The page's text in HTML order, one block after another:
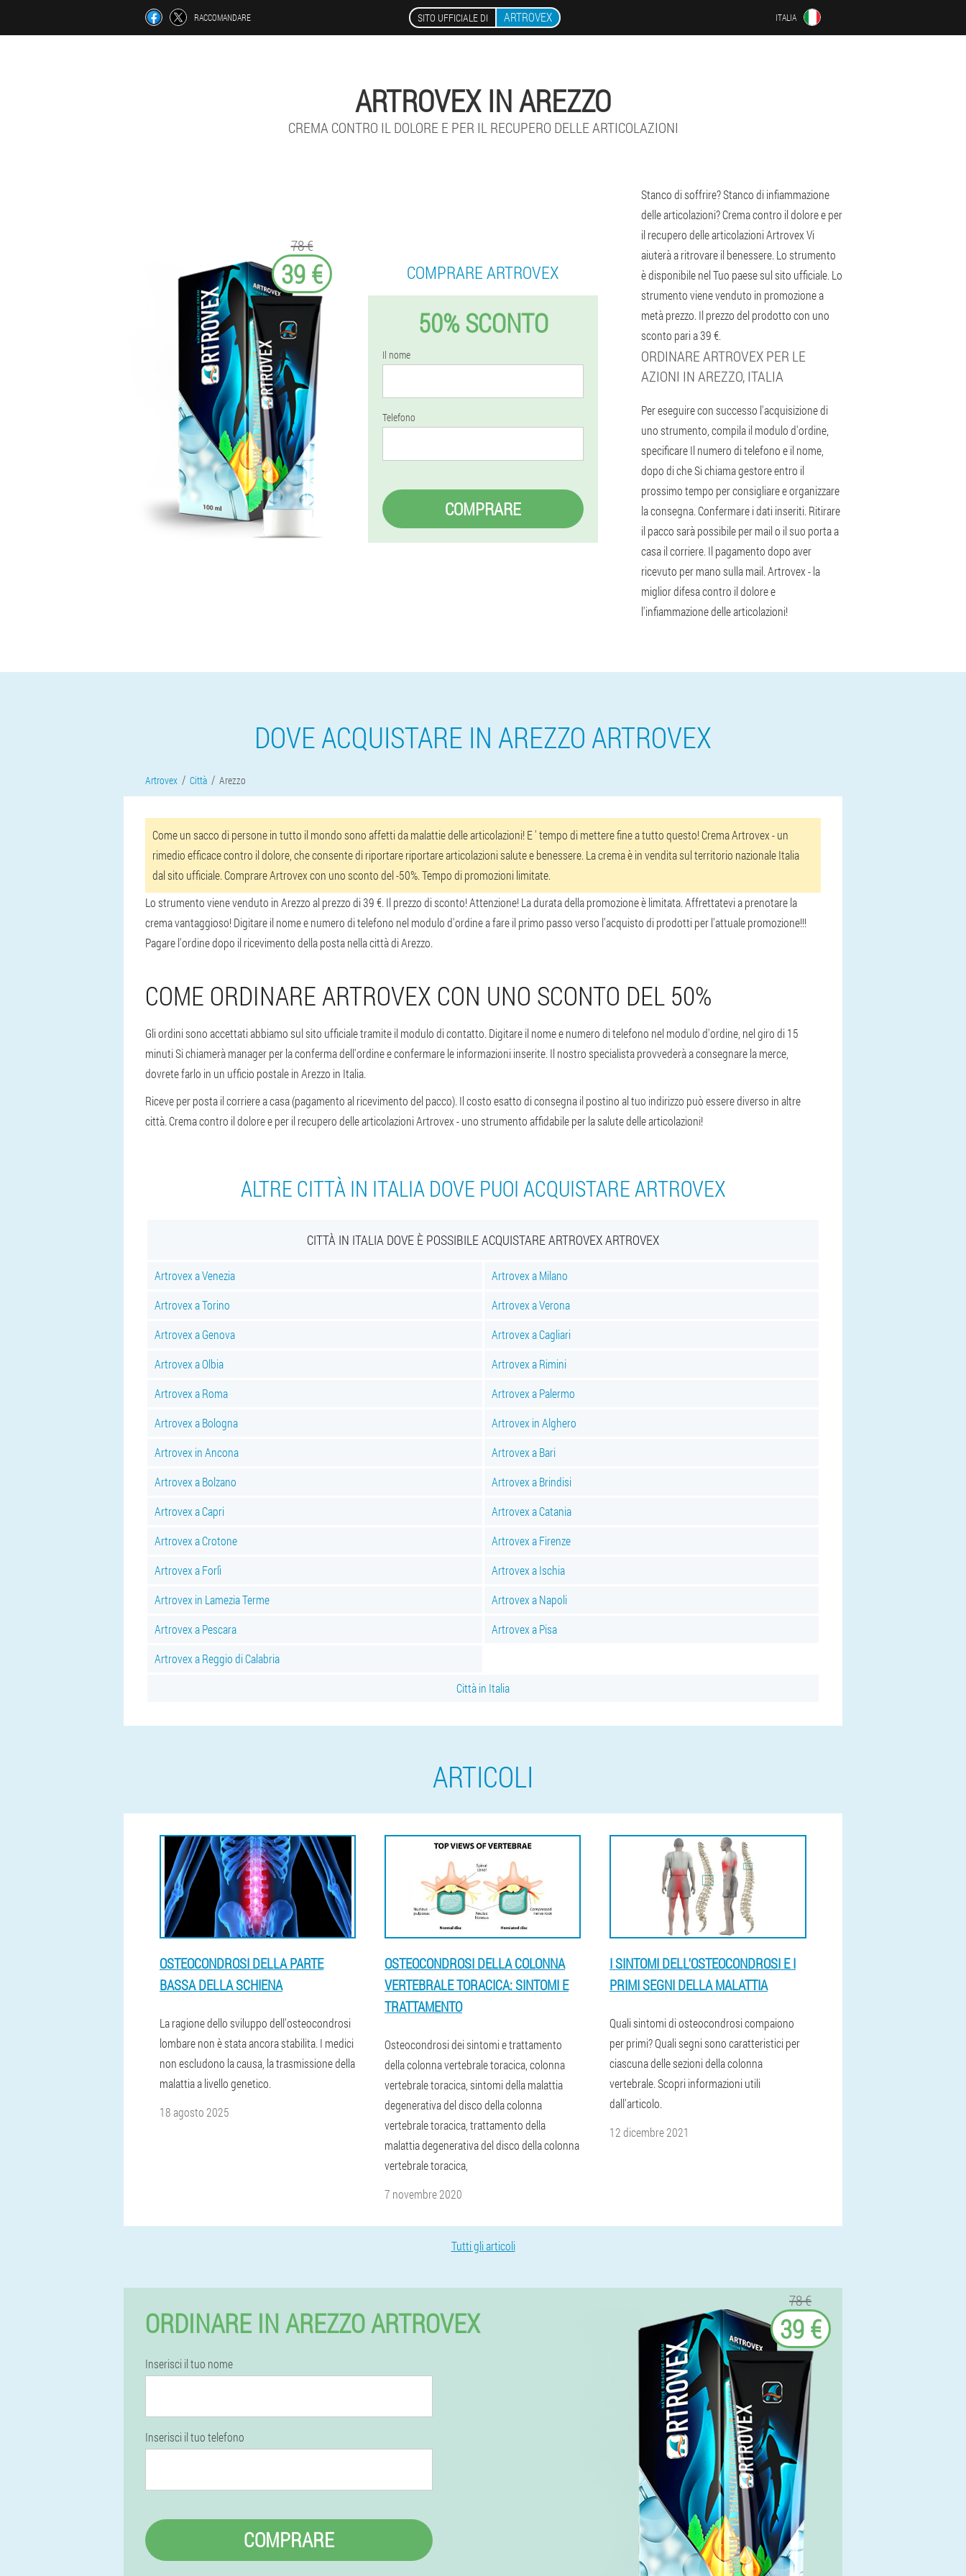
RACCOMANDARE SITO UFFICIALE DI ARTROVEX ITALIA
ARTROVEX IN AREZZO
CREMA CONTRO IL DOLORE E PER IL RECUPERO DELLE ARTICOLAZIONI
78 €
39 € COMPRARE ARTROVEX
50% SCONTO
Il nome
Telefono
COMPRARE
Stanco di soffrire? Stanco di infiammazione
delle articolazioni? Crema contro il dolore e per
il recupero delle articolazioni Artrovex Vi
aiuterà a ritrovare il benessere. Lo strumento
è disponibile nel Tuo paese sul sito ufficiale. Lo
strumento viene venduto in promozione a
metà prezzo. Il prezzo del prodotto con uno
sconto pari a 39 €.
ORDINARE ARTROVEX PER LE
AZIONI IN AREZZO, ITALIA
Per eseguire con successo l'acquisizione di
uno strumento, compila il modulo d'ordine,
specificare Il numero di telefono e il nome,
dopo di che Si chiama gestore entro il
prossimo tempo per consigliare e organizzare
la consegna. Confermare i dati inseriti. Ritirare
il pacco sarà possibile per mail o il suo porta a
casa il corriere. Il pagamento dopo aver
ricevuto per mano sulla mail. Artrovex - la
miglior difesa contro il dolore e
l'infiammazione delle articolazioni!
DOVE ACQUISTARE IN AREZZO ARTROVEX
Artrovex Città Arezzo
Come un sacco di persone in tutto il mondo sono affetti da malattie delle articolazioni! E ' tempo di mettere fine a tutto questo! Crema Artrovex - un
rimedio efficace contro il dolore, che consente di riportare riportare articolazioni salute e benessere. La crema è in vendita sul territorio nazionale Italia
dal sito ufficiale. Comprare Artrovex con uno sconto del -50%. Tempo di promozioni limitate.
Lo strumento viene venduto in Arezzo al prezzo di 39 €. Il prezzo di sconto! Attenzione! La durata della promozione è limitata. Affrettatevi a prenotare la
crema vantaggioso! Digitare il nome e numero di telefono nel modulo d'ordine a fare il primo passo verso l'acquisto di prodotti per l'attuale promozione!!!
Pagare l'ordine dopo il ricevimento della posta nella città di Arezzo.
COME ORDINARE ARTROVEX CON UNO SCONTO DEL 50%
Gli ordini sono accettati abbiamo sul sito ufficiale tramite il modulo di contatto. Digitare il nome e numero di telefono nel modulo d'ordine, nel giro di 15
minuti Si chiamerà manager per la conferma dell'ordine e confermare le informazioni inserite. Il nostro specialista provvederà a consegnare la merce,
dovrete farlo in un ufficio postale in Arezzo in Italia.
Riceve per posta il corriere a casa (pagamento al ricevimento del pacco). Il costo esatto di consegna il postino al tuo indirizzo può essere diverso in altre
città. Crema contro il dolore e per il recupero delle articolazioni Artrovex - uno strumento affidabile per la salute delle articolazioni!
ALTRE CITTÀ IN ITALIA DOVE PUOI ACQUISTARE ARTROVEX
CITTÀ IN ITALIA DOVE È POSSIBILE ACQUISTARE ARTROVEX ARTROVEX
Artrovex a Venezia
Artrovex a Milano
Artrovex a Torino
Artrovex a Verona
Artrovex a Genova
Artrovex a Cagliari
Artrovex a Olbia
Artrovex a Rimini
Artrovex a Roma
Artrovex a Palermo
Artrovex a Bologna
Artrovex in Alghero
Artrovex in Ancona
Artrovex a Bari
Artrovex a Bolzano
Artrovex a Brindisi
Artrovex a Capri
Artrovex a Catania
Artrovex a Crotone
Artrovex a Firenze
Artrovex a Forlì
Artrovex a Ischia
Artrovex in Lamezia Terme
Artrovex a Napoli
Artrovex a Pescara
Artrovex a Pisa
Artrovex a Reggio di Calabria
Città in Italia
ARTICOLI
OSTEOCONDROSI DELLA PARTE
BASSA DELLA SCHIENA
La ragione dello sviluppo dell'osteocondrosi
lombare non è stata ancora stabilita. I medici
non escludono la causa, la trasmissione della
malattia a livello genetico.
18 agosto 2025
OSTEOCONDROSI DELLA COLONNA
VERTEBRALE TORACICA: SINTOMI E
TRATTAMENTO
Osteocondrosi dei sintomi e trattamento
della colonna vertebrale toracica, colonna
vertebrale toracica, sintomi della malattia
degenerativa del disco della colonna
vertebrale toracica, trattamento della
malattia degenerativa del disco della colonna
vertebrale toracica,
7 novembre 2020
I SINTOMI DELL'OSTEOCONDROSI E I
PRIMI SEGNI DELLA MALATTIA
Quali sintomi di osteocondrosi compaiono
per primi? Quali segni sono caratteristici per
ciascuna delle sezioni della colonna
vertebrale. Scopri informazioni utili
dall'articolo.
12 dicembre 2021
Tutti gli articoli
ORDINARE IN AREZZO ARTROVEX
Inserisci il tuo nome
Inserisci il tuo telefono
COMPRARE
78 €
39 €